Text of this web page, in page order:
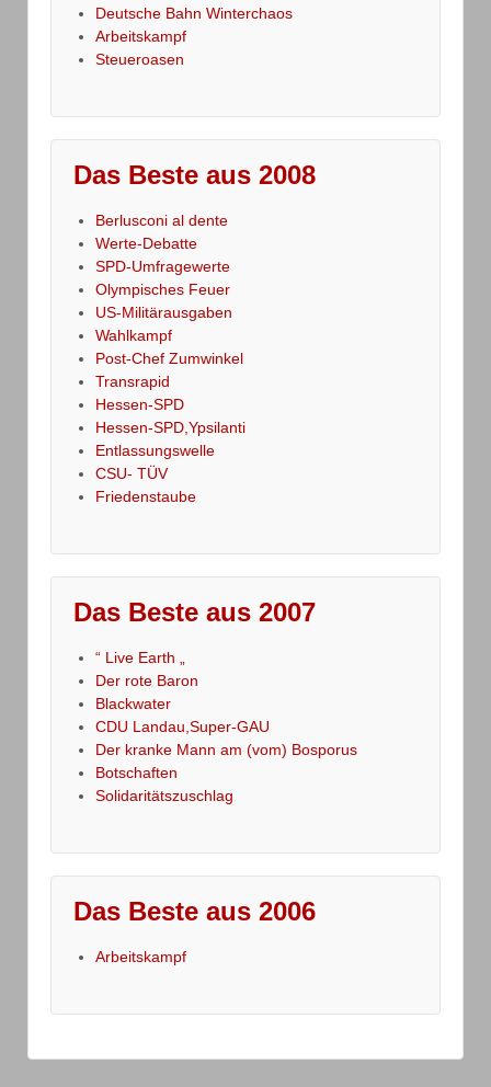
Deutsche Bahn Winterchaos
Arbeitskampf
Steueroasen
Das Beste aus 2008
Berlusconi al dente
Werte-Debatte
SPD-Umfragewerte
Olympisches Feuer
US-Militärausgaben
Wahlkampf
Post-Chef Zumwinkel
Transrapid
Hessen-SPD
Hessen-SPD,Ypsilanti
Entlassungswelle
CSU- TÜV
Friedenstaube
Das Beste aus 2007
“ Live Earth „
Der rote Baron
Blackwater
CDU Landau,Super-GAU
Der kranke Mann am (vom) Bosporus
Botschaften
Solidaritätszuschlag
Das Beste aus 2006
Arbeitskampf